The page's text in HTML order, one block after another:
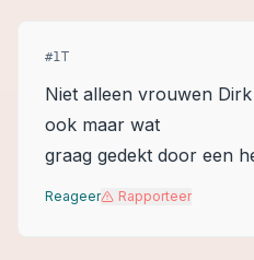
#1T
Niet alleen vrouwen
ook maar wat
graag gedekt door een
Reageer Rapporteer